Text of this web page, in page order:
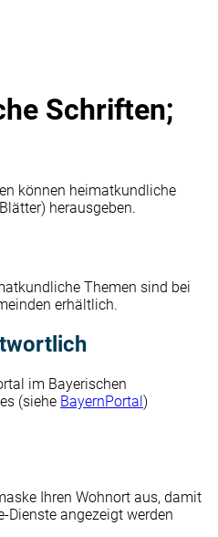
Schriften;
können heimatkundliche
herausgeben.
Themen sind bei
erhältlich.
im Bayerischen
(siehe BayernPortal)
Ihren Wohnort aus, damit
Dienste angezeigt werden